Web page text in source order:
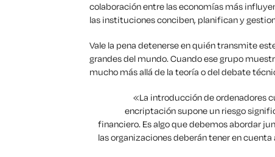
colaboración entre las economías más
las instituciones conciben, planifican y
Vale la pena detenerse en quién transmite
grandes del mundo. Cuando ese grupo
mucho más allá de la teoría o del debate
«La introducción de ordenadores
encriptación supone un riesgo
financiero. Es algo que debemos abordar
las organizaciones deberán tener en